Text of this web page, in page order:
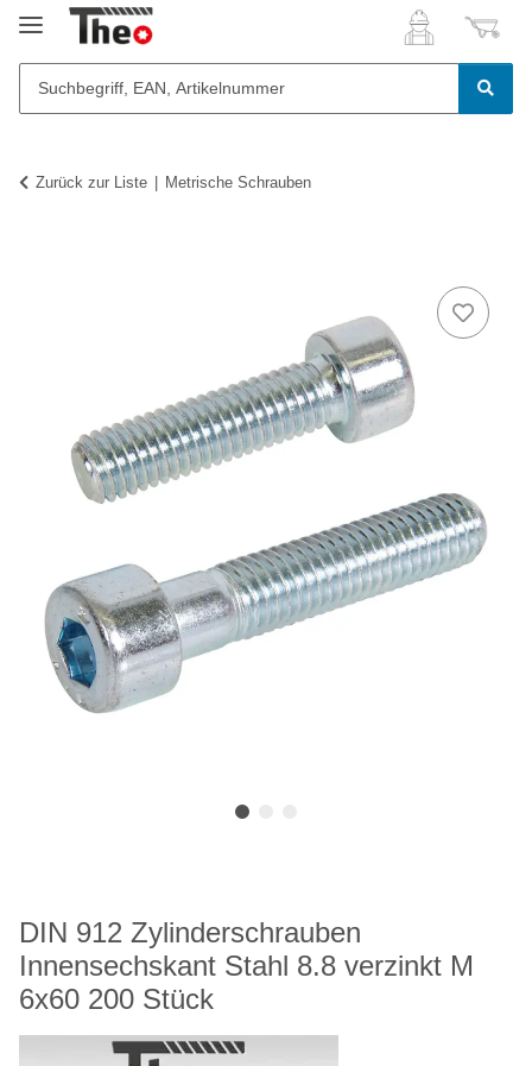
Zurück zur Liste Metrische Schrauben
DIN 912 Zylinderschrauben
Innensechskant Stahl 8.8 verzinkt M
6x60 200 Stück